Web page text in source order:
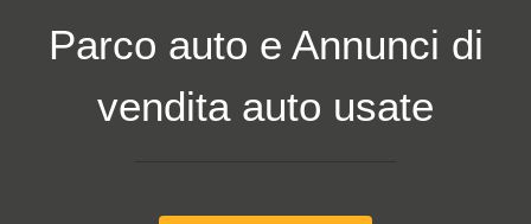
Parco auto e Annunci di
vendita auto usate